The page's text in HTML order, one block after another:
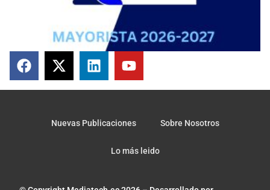
Nuevas Publicaciones Sobre Nosotros
Lo más leido